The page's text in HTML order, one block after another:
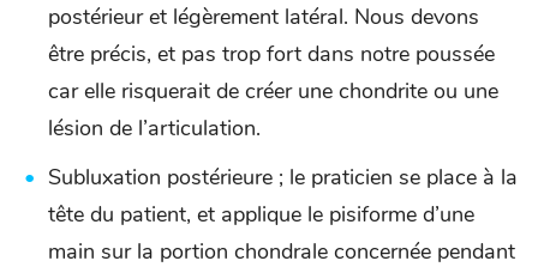
postérieur et légèrement latéral. Nous devons
être précis, et pas trop fort dans notre poussée
car elle risquerait de créer une chondrite ou une
lésion de l’articulation.
Subluxation postérieure ; le praticien se place à la
tête du patient, et applique le pisiforme d’une
main sur la portion chondrale concernée pendant